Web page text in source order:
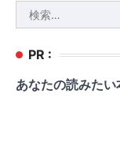
ナ
ビ
ー
索:
PR :
あなたの読みたい